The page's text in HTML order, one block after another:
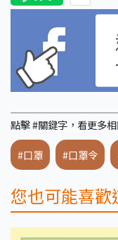
點擊 #關鍵字，看更多
#口罩 #口罩令
您也可能喜歡